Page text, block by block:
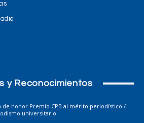
y Reconocimientos
de honor Premio CPB al mérito periodístico /
universitario